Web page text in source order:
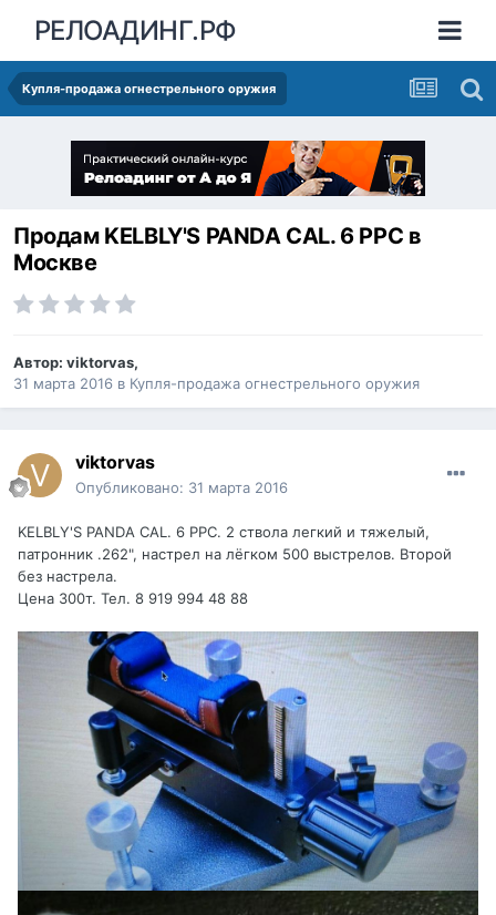
РЕЛОАДИНГ.РФ
Купля-продажа огнестрельного оружия
Продам KELBLY'S PANDA CAL. 6 PPC в
Москве
Автор: viktorvas,
31 марта 2016 в Купля-продажа огнестрельного оружия
viktorvas
Опубликовано: 31 марта 2016
KELBLY'S PANDA CAL. 6 PPC. 2 ствола легкий и тяжелый,
патронник .262", настрел на лёгком 500 выстрелов. Второй
без настрела.
Цена 300т. Тел. 8 919 994 48 88